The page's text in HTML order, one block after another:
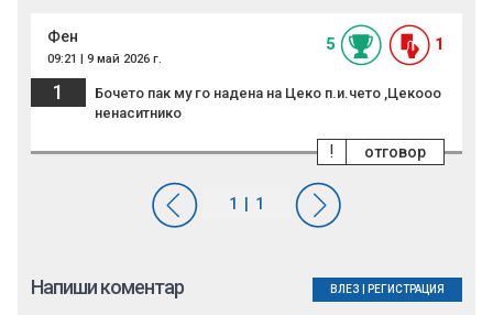
Фен
09:21 | 9 май 2026 г.
5 1
1
Бочето пак му го надена на Цеко п.и.чето ,Цекооо
ненаситнико
отговор
!
Напиши коментар ВЛЕЗ РЕГИСТРАЦИЯ